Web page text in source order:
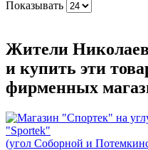
Показывать
Жители
и купить эти
фирменных
"Sportek"
(угол Соборной и